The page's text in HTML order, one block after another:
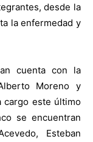
desde la
la enfermedad y
cuenta con la
Moreno y
cargo este último
se encuentran
Esteban